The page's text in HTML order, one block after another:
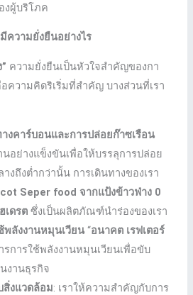
งผู้บริโภค
ความยั่งยืนอย่างไร
ความยั่งยืนเป็นหัวใจสําคัญของกา
ความคิดริเริ่มที่สําคัญ บางส่วนที่เรา
งคาร์บอนและการปล่อยก๊าซเรือน
นอย่างแข็งขันเพื่อให้บรรลุการปล่อย
งถึงต่ำกว่านั้น การเดินทางของเรา
Seper food จากแป้งข้าวฟ่าง 0
เดรตซึ่งเป็นผลิตภัณฑ์นำร่องของเรา
พลังงานหมุนเวียน“อนาคต เรฟเตอร์
การใช้พลังงานหมุนเวียนเพื่อขับ
งานธุรกิจ
สิ่งแวดล้อม: เราให้ความสําคัญกับการ